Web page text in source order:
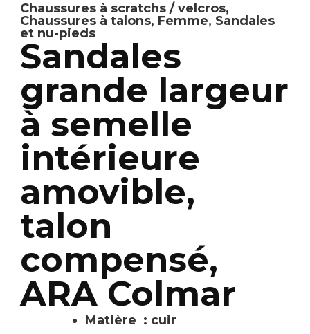
Chaussures à scratchs / velcros,
Chaussures à talons, Femme, Sandales
et nu-pieds
Sandales
grande largeur
à semelle
intérieure
amovible,
talon
compensé,
ARA Colmar
Matière : cuir